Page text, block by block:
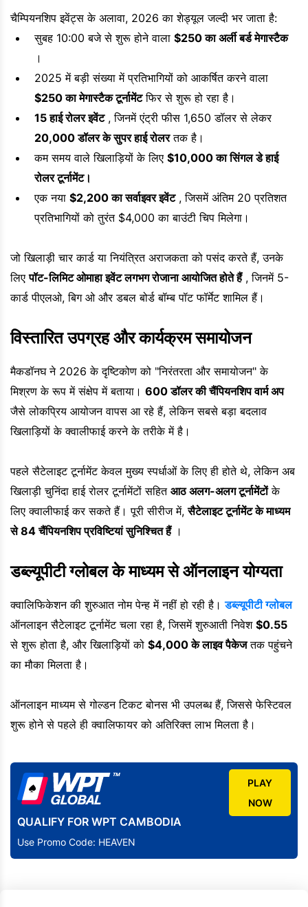
चैम्पियनशिप इवेंट्स के अलावा, 2026 का शेड्यूल जल्दी भर जाता है:
सुबह 10:00 बजे से शुरू होने वाला $250 का अर्ली बर्ड मेगास्टैक
।
2025 में बड़ी संख्या में प्रतिभागियों को आकर्षित करने वाला
$250 का मेगास्टैक टूर्नामेंटफिर से शुरू हो रहा है।
15 हाई रोलर इवेंट, जिनमें एंट्री फीस 1,650 डॉलर से लेकर
20,000 डॉलर के सुपर हाई रोलरतक है।
कम समय वाले खिलाड़ियों के लिए $10,000 का सिंगल डे हाई
रोलर टूर्नामेंट।
एक नया $2,200 का सर्वाइवर इवेंट, जिसमें अंतिम 20 प्रतिशत
प्रतिभागियों को तुरंत $4,000 का बाउंटी चिप मिलेगा।
जो खिलाड़ी चार कार्ड या नियंत्रित अराजकता को पसंद करते हैं, उनके
लिएपॉट-लिमिट ओमाहा इवेंट लगभग रोजाना आयोजित होते हैं, जिनमें 5-
कार्ड पीएलओ, बिग ओ और डबल बोर्ड बॉम्ब पॉट फॉर्मेट शामिल हैं।
विस्तारित उपग्रह और कार्यक्रम समायोजन
मैकडॉनघ ने 2026 के दृष्टिकोण को "निरंतरता और समायोजन" के
मिश्रण के रूप में संक्षेप में बताया। 600 डॉलर की चैंपियनशिप वार्म अप
जैसे लोकप्रिय आयोजन वापस आ रहे हैं, लेकिन सबसे बड़ा बदलाव
खिलाड़ियों के क्वालीफाई करने के तरीके में है।
पहले सैटेलाइट टूर्नामेंट केवल मुख्य स्पर्धाओं के लिए ही होते थे, लेकिन अब
खिलाड़ी चुनिंदा हाई रोलर टूर्नामेंटों सहित आठ अलग-अलग टूर्नामेंटोंके
लिए क्वालीफाई कर सकते हैं। पूरी सीरीज में,सैटेलाइट टूर्नामेंट के माध्यम
से 84 चैंपियनशिप प्रविष्टियां सुनिश्चित हैं।
डब्ल्यूपीटी ग्लोबल के माध्यम से ऑनलाइन योग्यता
क्वालिफिकेशन की शुरुआत नोम पेन्ह में नहीं हो रही है।डब्ल्यूपीटी ग्लोबल
ऑनलाइन सैटेलाइट टूर्नामेंट चला रहा है, जिसमें शुरुआती निवेश $0.55
से शुरू होता है, और खिलाड़ियों को $4,000 के लाइव पैकेजतक पहुंचने
का मौका मिलता है।
ऑनलाइन माध्यम से गोल्डन टिकट बोनस भी उपलब्ध हैं, जिससे फेस्टिवल
शुरू होने से पहले ही क्वालिफायर को अतिरिक्त लाभ मिलता है।
QUALIFY FOR WPT CAMBODIA
Use Promo Code: HEAVEN
PLAY
NOW